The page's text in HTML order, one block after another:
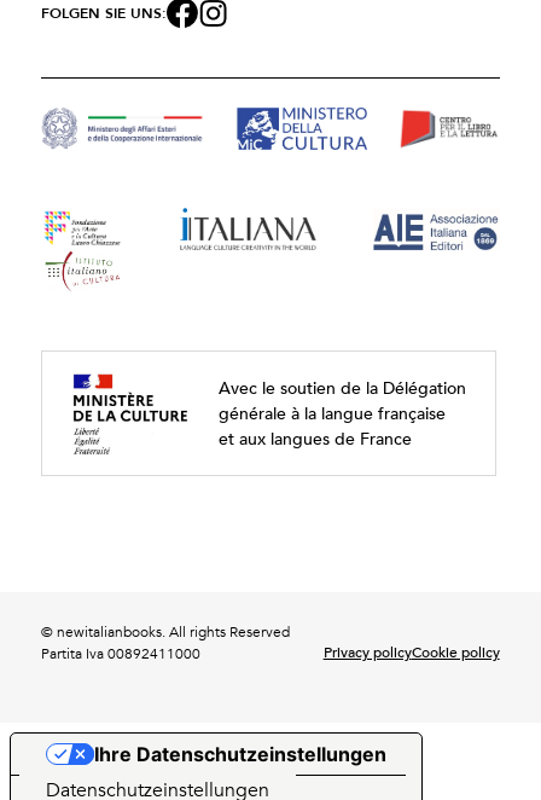
FOLGEN SIE UNS:
Avec le soutien de la Délégation
générale à la langue française
et aux langues de France
© newitalianbooks. All rights Reserved
Partita Iva 00892411000
Privacy policyCookie policy
Hinweis bei Erhebung
Ihre Datenschutzeinstellungen